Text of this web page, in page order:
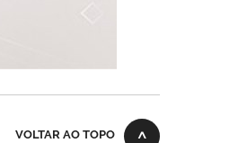
VOLTAR AO TOPO